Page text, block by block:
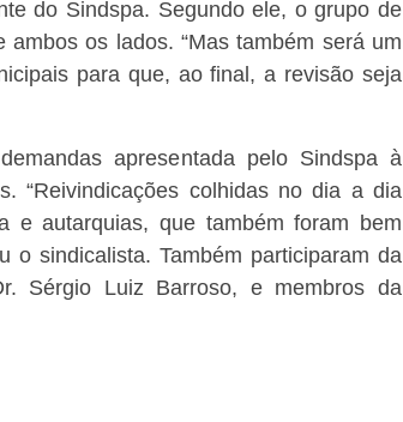
do Sindspa. Segundo ele, o grupo de
os lados. “Mas também será um
para que, ao final, a revisão seja
apresentada pelo Sindspa à
“Reivindicações colhidas no dia a dia
e autarquias, que também foram bem
o sindicalista. Também participaram da
Sérgio Luiz Barroso, e membros da